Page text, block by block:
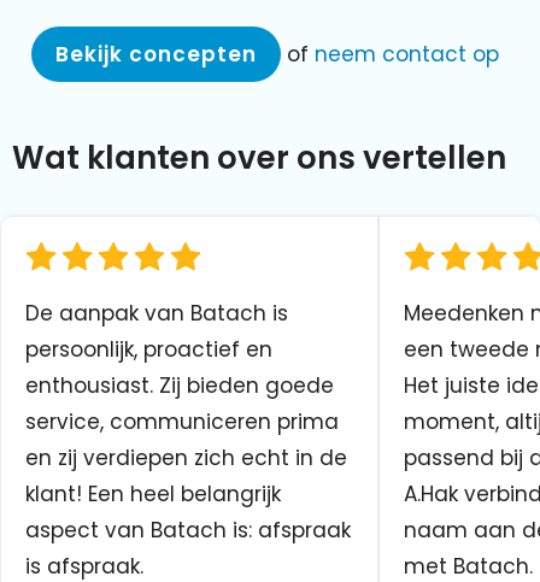
Bekijk concepten of neem contact op
Wat klanten over ons vertellen
De aanpak van Batach is
persoonlijk, proactief en
enthousiast. Zij bieden goede
service, communiceren prima
en zij verdiepen zich echt in de
klant! Een heel belangrijk
aspect van Batach is: afspraak
is afspraak.
Meedenken
een tweede
Het juiste
moment,
passend bij
A.Hak
naam aan
met Batach.